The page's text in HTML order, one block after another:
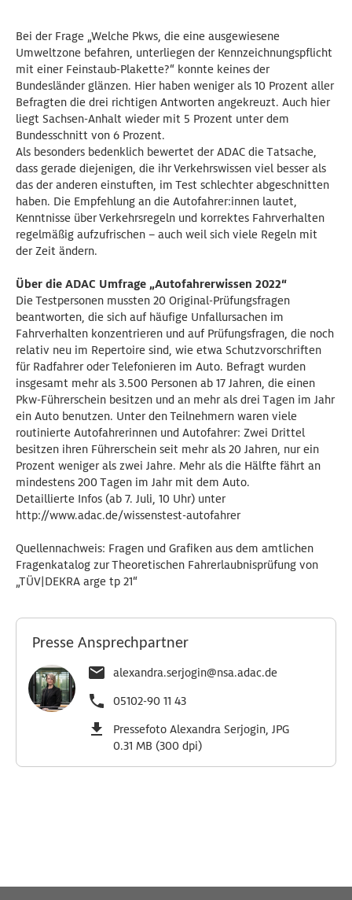
Bei der Frage „Welche Pkws, die eine ausgewiesene
Umweltzone befahren, unterliegen der Kennzeichnungspflicht
mit einer Feinstaub-Plakette?“ konnte keines der
Bundesländer glänzen. Hier haben weniger als 10 Prozent aller
Befragten die drei richtigen Antworten angekreuzt. Auch hier
liegt Sachsen-Anhalt wieder mit 5 Prozent unter dem
Bundesschnitt von 6 Prozent.
Als besonders bedenklich bewertet der ADAC die Tatsache,
dass gerade diejenigen, die ihr Verkehrswissen viel besser als
das der anderen einstuften, im Test schlechter abgeschnitten
haben. Die Empfehlung an die Autofahrer:innen lautet,
Kenntnisse über Verkehrsregeln und korrektes Fahrverhalten
regelmäßig aufzufrischen – auch weil sich viele Regeln mit
der Zeit ändern.
Über die ADAC Umfrage „Autofahrerwissen 2022“
Die Testpersonen mussten 20 Original-Prüfungsfragen
beantworten, die sich auf häufige Unfallursachen im
Fahrverhalten konzentrieren und auf Prüfungsfragen, die noch
relativ neu im Repertoire sind, wie etwa Schutzvorschriften
für Radfahrer oder Telefonieren im Auto. Befragt wurden
insgesamt mehr als 3.500 Personen ab 17 Jahren, die einen
Pkw-Führerschein besitzen und an mehr als drei Tagen im Jahr
ein Auto benutzen. Unter den Teilnehmern waren viele
routinierte Autofahrerinnen und Autofahrer: Zwei Drittel
besitzen ihren Führerschein seit mehr als 20 Jahren, nur ein
Prozent weniger als zwei Jahre. Mehr als die Hälfte fährt an
mindestens 200 Tagen im Jahr mit dem Auto.
Detaillierte Infos (ab 7. Juli, 10 Uhr) unter
http://www.adac.de/wissenstest-autofahrer
Quellennachweis: Fragen und Grafiken aus dem amtlichen
Fragenkatalog zur Theoretischen Fahrerlaubnisprüfung von
„TÜV|DEKRA arge tp 21“
Presse Ansprechpartner
alexandra.serjogin@nsa.adac.de
05102-90 11 43
Pressefoto Alexandra Serjogin, JPG
0.31 MB (300 dpi)